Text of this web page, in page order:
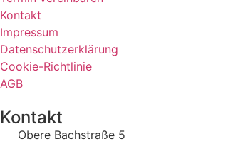
Kontakt
Impressum
Datenschutzerklärung
Cookie-Richtlinie
AGB
Kontakt
Obere Bachstraße 5